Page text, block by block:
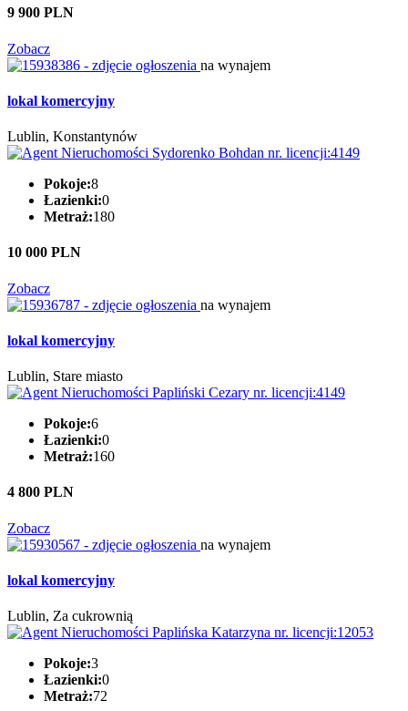
9 900 PLN
Zobacz
na wynajem
lokal komercyjny
Lublin, Konstantynów
Pokoje:8
Łazienki:0
Metraż:180
10 000 PLN
Zobacz
na wynajem
lokal komercyjny
Lublin, Stare miasto
Pokoje:6
Łazienki:0
Metraż:160
4 800 PLN
Zobacz
na wynajem
lokal komercyjny
Lublin, Za cukrownią
Pokoje:3
Łazienki:0
Metraż:72